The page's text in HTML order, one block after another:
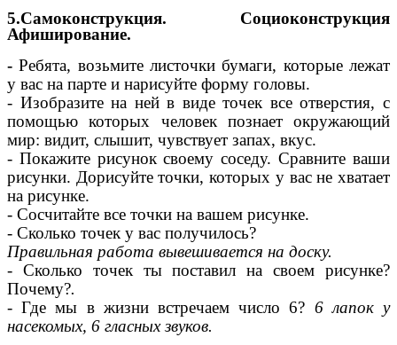
5.Самоконструкция. Социоконструкция
Афиширование.
-Ребята, возьмите листочки бумаги, которые лежат
у вас на парте и нарисуйте форму головы.
- Изобразите на ней в виде точек все отверстия, с
помощью которых человек познает окружающий
мир: видит, слышит, чувствует запах, вкус.
- Покажите рисунок своему соседу. Сравните ваши
рисунки. Дорисуйте точки, которых у вас не хватает
на рисунке.
- Сосчитайте все точки на вашем рисунке.
- Сколько точек у вас получилось?
Правильная работа вывешивается на доску.
- Сколько точек ты поставил на своем рисунке?
Почему?.
- Где мы в жизни встречаем число 6? 6 лапок у
насекомых, 6 гласных звуков.